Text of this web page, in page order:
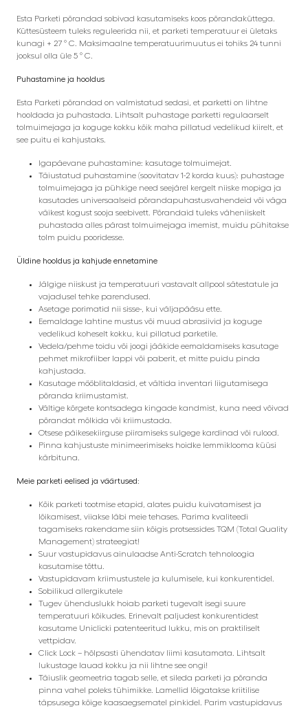
Esta Parketi põrandad sobivad kasutamiseks koos põrandaküttega.
Küttesüsteem tuleks reguleerida nii, et parketi temperatuur ei ületaks
kunagi + 27 ° C. Maksimaalne temperatuurimuutus ei tohiks 24 tunni
jooksul olla üle 5 ° C.
Puhastamine ja hooldus
Esta Parketi põrandad on valmistatud sedasi, et parketti on lihtne
hooldada ja puhastada. Lihtsalt puhastage parketti regulaarselt
tolmuimejaga ja koguge kokku kõik maha pillatud vedelikud kiirelt, et
see puitu ei kahjustaks.
Igapäevane puhastamine: kasutage tolmuimejat.
Täiustatud puhastamine (soovitatav 1-2 korda kuus): puhastage
tolmuimejaga ja pühkige need seejärel kergelt niiske mopiga ja
kasutades universaalseid põrandapuhastusvahendeid või väga
väikest kogust sooja seebivett. Põrandaid tuleks väheniiskelt
puhastada alles pärast tolmuimejaga imemist, muidu pühitakse
tolm puidu pooridesse.
Üldine hooldus ja kahjude ennetamine
Jälgige niiskust ja temperatuuri vastavalt allpool sätestatule ja
vajadusel tehke parendused.
Asetage porimatid nii sisse-, kui väljapääsu ette.
Eemaldage lahtine mustus või muud abrasiivid ja koguge
vedelikud koheselt kokku, kui pillatud parketile.
Vedela/pehme toidu või joogi jääkide eemaldamiseks kasutage
pehmet mikrofiiber lappi või paberit, et mitte puidu pinda
kahjustada.
Kasutage mööblitaldasid, et vältida inventari liigutamisega
põranda kriimustamist.
Vältige kõrgete kontsadega kingade kandmist, kuna need võivad
põrandat mõlkida või kriimustada.
Otsese päikesekiirguse piiramiseks sulgege kardinad või rulood.
Pinna kahjustuste minimeerimiseks hoidke lemmiklooma küüsi
kärbituna.
Meie parketi eelised ja väärtused:
Kõik parketi tootmise etapid, alates puidu kuivatamisest ja
lõikamisest, viiakse läbi meie tehases. Parima kvaliteedi
tagamiseks rakendame siin kõigis protsessides TQM (Total Quality
Management) strateegiat!
Suur vastupidavus ainulaadse Anti-Scratch tehnoloogia
kasutamise tõttu.
Vastupidavam kriimustustele ja kulumisele, kui konkurentidel.
Sobilikud allergikutele
Tugev ühenduslukk hoiab parketi tugevalt isegi suure
temperatuuri kõikudes. Erinevalt paljudest konkurentidest
kasutame Uniclicki patenteeritud lukku, mis on praktiliselt
vettpidav.
Click Lock – hõlpsasti ühendatav liimi kasutamata. Lihtsalt
lukustage lauad kokku ja nii lihtne see ongi!
Täiuslik geomeetria tagab selle, et sileda parketi ja põranda
pinna vahel poleks tühimikke. Lamellid lõigatakse kriitilise
täpsusega kõige kaasaegsematel pinkidel. Parim vastupidavus